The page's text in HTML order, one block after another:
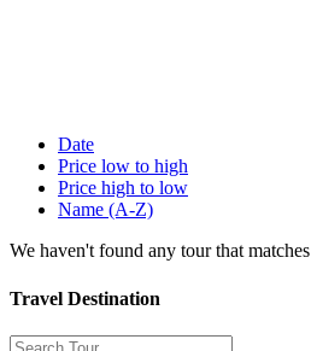
Date
Price low to high
Price high to low
Name (A-Z)
We haven't found any tour that
Travel Destination